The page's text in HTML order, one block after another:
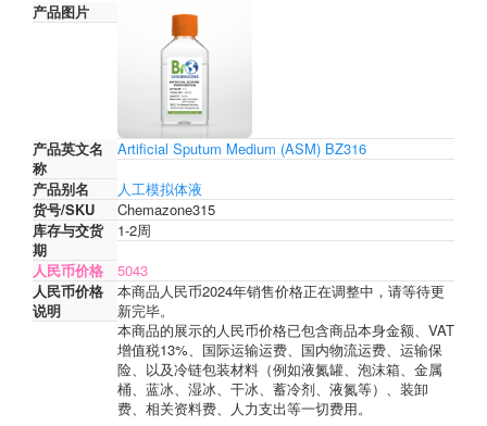
产品图片
产品英文名
称
Artificial Sputum Medium (ASM) BZ316
产品别名
人工模拟体液
货号/SKU
Chemazone315
库存与交货
期
1-2周
人民币价格
5043
人民币价格
说明
本商品人民币2024年销售价格正在调整中，请等待更
新完毕。
本商品的展示的人民币价格已包含商品本身金额、VAT
增值税13%、国际运输运费、国内物流运费、运输保
险、以及冷链包装材料（例如液氮罐、泡沫箱、金属
桶、蓝冰、湿冰、干冰、蓄冷剂、液氮等）、装卸
费、相关资料费、人力支出等一切费用。